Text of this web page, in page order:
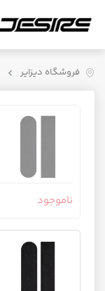
فروشگاه دیزایر
ناموجود